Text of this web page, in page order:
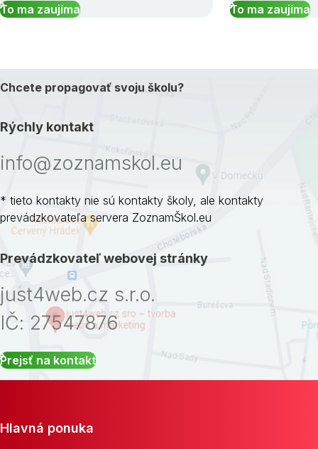
To ma zaujíma
To ma zaujíma
Chcete propagovať svoju školu?
Rýchly kontakt
info@zoznamskol.eu
* tieto kontakty nie sú kontakty školy, ale kontakty
prevádzkovateľa servera ZoznamŠkol.eu
Prevádzkovateľ webovej stránky
just4web.cz s.r.o.
IČ: 27547876
Prejsť na kontakt
Hlavná ponuka